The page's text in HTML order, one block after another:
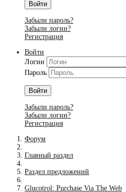
Войти
Забыли пароль?
Забыли логин?
Регистрация
Войти
Логин
Пароль
Войти
Забыли пароль?
Забыли логин?
Регистрация
Форум
Главный раздел
Раздел предложений
Glucotrol: Purchase Via The Web